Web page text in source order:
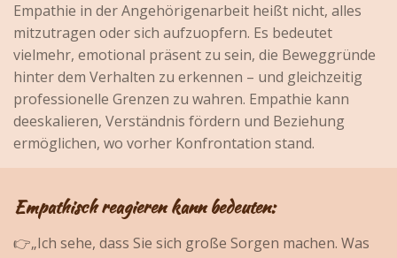
Empathie in der Angehörigenarbeit heißt nicht, alles
mitzutragen oder sich aufzuopfern. Es bedeutet
vielmehr, emotional präsent zu sein, die Beweggründe
hinter dem Verhalten zu erkennen – und gleichzeitig
professionelle Grenzen zu wahren. Empathie kann
deeskalieren, Verständnis fördern und Beziehung
ermöglichen, wo vorher Konfrontation stand.
Empathisch reagieren kann bedeuten:
👉„Ich sehe, dass Sie sich große Sorgen machen. Was